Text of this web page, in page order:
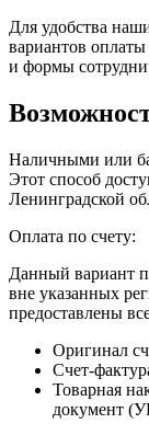
Для удобства
вариантов оплаты
и формы
Наличными или
Этот способ
Ленинградской
Оплата по счету:
Данный вариант
вне указанных
предоставлены
Оригинал
Счет-
Товарная
документ